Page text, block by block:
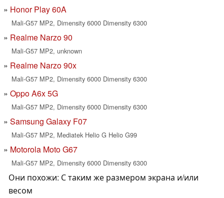
Honor Play 60A
Mali-G57 MP2, Dimensity 6000 Dimensity 6300
Realme Narzo 90
Mali-G57 MP2, unknown
Realme Narzo 90x
Mali-G57 MP2, Dimensity 6000 Dimensity 6300
Oppo A6x 5G
Mali-G57 MP2, Dimensity 6000 Dimensity 6300
Samsung Galaxy F07
Mali-G57 MP2, Mediatek Helio G Helio G99
Motorola Moto G67
Mali-G57 MP2, Dimensity 6000 Dimensity 6300
Они похожи: С таким же размером экрана и/или
весом